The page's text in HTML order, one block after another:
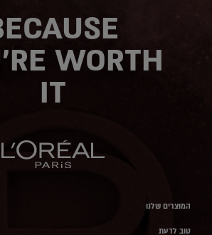
WORTH
IT
המוצרים שלנו
טוב לדעת